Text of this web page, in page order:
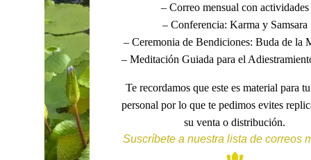
– Correo mensual con actividades
– Conferencia: Karma y Samsara
– Ceremonia de Bendiciones: Buda de la
– Meditación Guiada para el
Te recordamos que este es material para
personal por lo que te pedimos evites
su venta o distribución.
Suscríbete a nuestra lista de correos